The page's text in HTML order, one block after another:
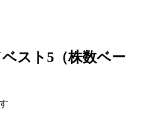
スト5（株数ベー